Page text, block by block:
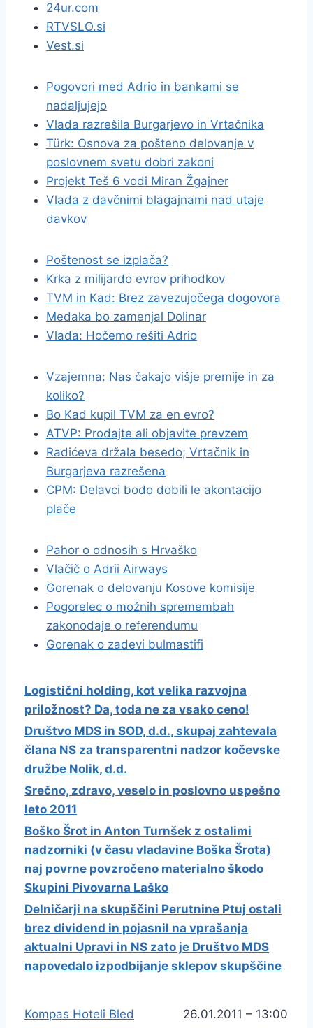
24ur.com
RTVSLO.si
Vest.si
Pogovori med Adrio in bankami se
nadaljujejo
Vlada razrešila Burgarjevo in Vrtačnika
Türk: Osnova za pošteno delovanje v
poslovnem svetu dobri zakoni
Projekt Teš 6 vodi Miran Žgajner
Vlada z davčnimi blagajnami nad utaje
davkov
Poštenost se izplača?
Krka z milijardo evrov prihodkov
TVM in Kad: Brez zavezujočega dogovora
Medaka bo zamenjal Dolinar
Vlada: Hočemo rešiti Adrio
Vzajemna: Nas čakajo višje premije in za
koliko?
Bo Kad kupil TVM za en evro?
ATVP: Prodajte ali objavite prevzem
Radićeva držala besedo; Vrtačnik in
Burgarjeva razrešena
CPM: Delavci bodo dobili le akontacijo
plače
Pahor o odnosih s Hrvaško
Vlačič o Adrii Airways
Gorenak o delovanju Kosove komisije
Pogorelec o možnih spremembah
zakonodaje o referendumu
Gorenak o zadevi bulmastifi
Logistični holding, kot velika razvojna
priložnost? Da, toda ne za vsako ceno!
Društvo MDS in SOD, d.d., skupaj zahtevala
člana NS za transparentni nadzor kočevske
družbe Nolik, d.d.
Srečno, zdravo, veselo in poslovno uspešno
leto 2011
Boško Šrot in Anton Turnšek z ostalimi
nadzorniki (v času vladavine Boška Šrota)
naj povrne povzročeno materialno škodo
Skupini Pivovarna Laško
Delničarji na skupščini Perutnine Ptuj ostali
brez dividend in pojasnil na vprašanja
aktualni Upravi in NS zato je Društvo MDS
napovedalo izpodbijanje sklepov skupščine
Kompas Hoteli Bled 26.01.2011 – 13:00